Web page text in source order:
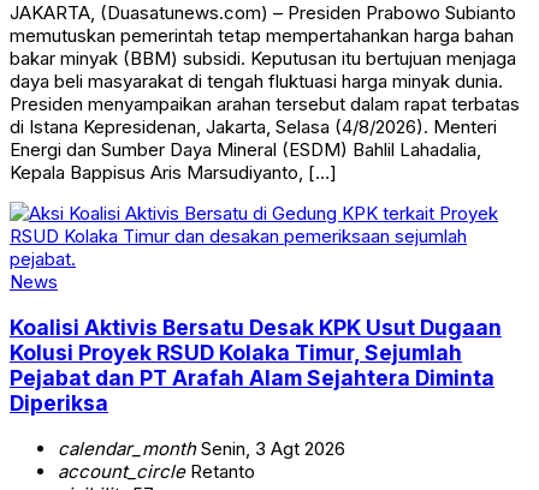
JAKARTA, (Duasatunews.com) – Presiden Prabowo Subianto
memutuskan pemerintah tetap mempertahankan harga bahan
bakar minyak (BBM) subsidi. Keputusan itu bertujuan menjaga
daya beli masyarakat di tengah fluktuasi harga minyak dunia.
Presiden menyampaikan arahan tersebut dalam rapat terbatas
di Istana Kepresidenan, Jakarta, Selasa (4/8/2026). Menteri
Energi dan Sumber Daya Mineral (ESDM) Bahlil Lahadalia,
Kepala Bappisus Aris Marsudiyanto, […]
News
Koalisi Aktivis Bersatu Desak KPK Usut Dugaan
Kolusi Proyek RSUD Kolaka Timur, Sejumlah
Pejabat dan PT Arafah Alam Sejahtera Diminta
Diperiksa
calendar_monthSenin, 3 Agt 2026
account_circleRetanto